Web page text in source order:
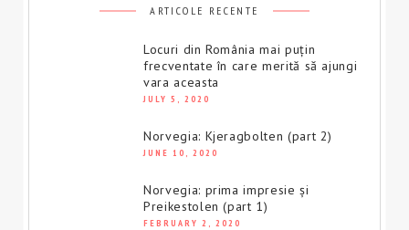
ARTICOLE RECENTE
Locuri din România mai puțin
frecventate în care merită să ajungi
vara aceasta
JULY 5, 2020
Norvegia: Kjeragbolten (part 2)
JUNE 10, 2020
Norvegia: prima impresie și
Preikestolen (part 1)
FEBRUARY 2, 2020